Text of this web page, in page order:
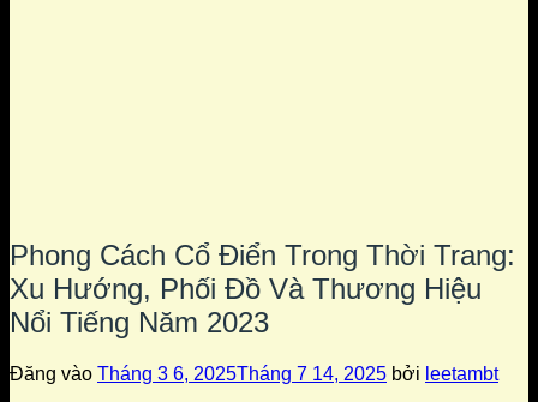
Phong Cách Cổ Điển Trong Thời Trang:
Xu Hướng, Phối Đồ Và Thương Hiệu
Nổi Tiếng Năm 2023
Đăng vào Tháng 3 6, 2025Tháng 7 14, 2025 bởi leetambt